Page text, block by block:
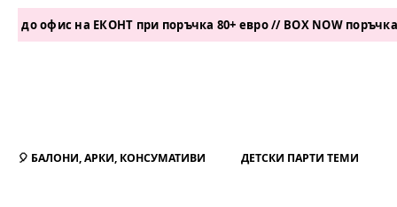
на ЕКОНТ при поръчка 80+ евро // BOX NOW поръчка 50+
🎈 БАЛОНИ, АРКИ, КОНСУМАТИВИ ДЕТСКИ ПАРТИ ТЕМИ